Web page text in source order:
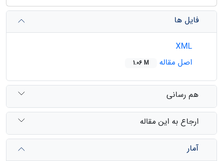
فایل ها
اصل مقاله
1.06 M
هم رسانی
ارجاع به این مقاله
آمار